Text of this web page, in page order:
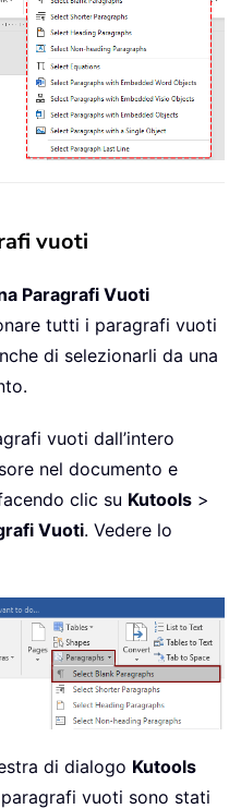
vuoti
Paragrafi Vuoti
tutti i paragrafi vuoti
di selezionarli da una
vuoti dall’intero
nel documento e
clic su Kutools >
Vuoti. Vedere lo
di dialogo Kutools
vuoti sono stati